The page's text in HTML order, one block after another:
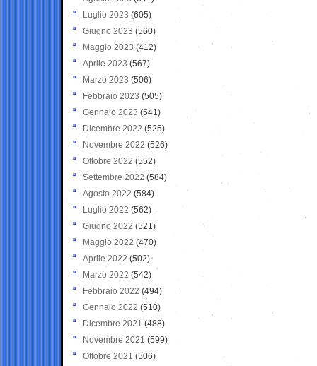
Luglio 2023 (605)
Giugno 2023 (560)
Maggio 2023 (412)
Aprile 2023 (567)
Marzo 2023 (506)
Febbraio 2023 (505)
Gennaio 2023 (541)
Dicembre 2022 (525)
Novembre 2022 (526)
Ottobre 2022 (552)
Settembre 2022 (584)
Agosto 2022 (584)
Luglio 2022 (562)
Giugno 2022 (521)
Maggio 2022 (470)
Aprile 2022 (502)
Marzo 2022 (542)
Febbraio 2022 (494)
Gennaio 2022 (510)
Dicembre 2021 (488)
Novembre 2021 (599)
Ottobre 2021 (506)